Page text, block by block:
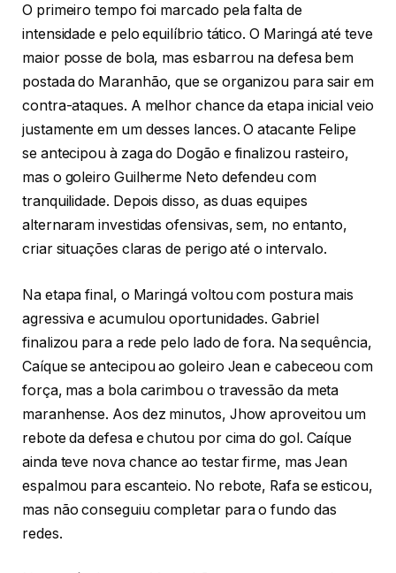
O primeiro tempo foi marcado pela falta de
intensidade e pelo equilíbrio tático. O Maringá até teve
maior posse de bola, mas esbarrou na defesa bem
postada do Maranhão, que se organizou para sair em
contra-ataques. A melhor chance da etapa inicial veio
justamente em um desses lances. O atacante Felipe
se antecipou à zaga do Dogão e finalizou rasteiro,
mas o goleiro Guilherme Neto defendeu com
tranquilidade. Depois disso, as duas equipes
alternaram investidas ofensivas, sem, no entanto,
criar situações claras de perigo até o intervalo.
Na etapa final, o Maringá voltou com postura mais
agressiva e acumulou oportunidades. Gabriel
finalizou para a rede pelo lado de fora. Na sequência,
Caíque se antecipou ao goleiro Jean e cabeceou com
força, mas a bola carimbou o travessão da meta
maranhense. Aos dez minutos, Jhow aproveitou um
rebote da defesa e chutou por cima do gol. Caíque
ainda teve nova chance ao testar firme, mas Jean
espalmou para escanteio. No rebote, Rafa se esticou,
mas não conseguiu completar para o fundo das
redes.